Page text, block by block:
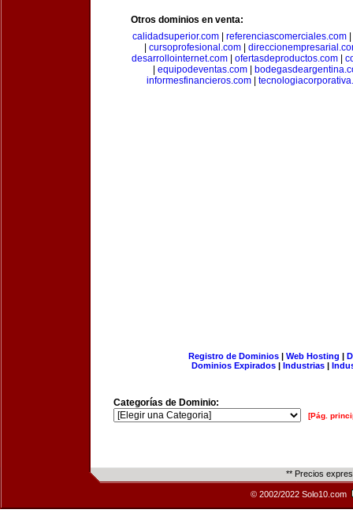
Otros dominios en venta:
calidadsuperior.com| referenciascomerciales.com|
cursoprofesional.com|
desarrollointernet.com| ofertasdeproductos.com|
equipodeventas.com
informesfinancieros.com
Registro de Dominios| Web Hosting |
Dominios Expirados | Industrias |
Categorías de Dominio:
[Pág.
** Precios
© 2002/2022 Solo10.com